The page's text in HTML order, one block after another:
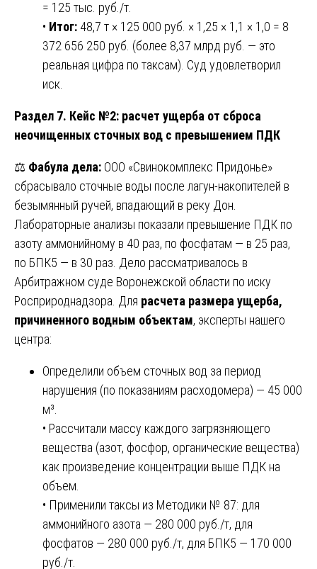
= 125 тыс. руб./т.
• Итог: 48,7 т × 125 000 руб. × 1,25 × 1,1 × 1,0 = 8
372 656 250 руб. (более 8,37 млрд руб. — это
реальная цифра по таксам). Суд удовлетворил
иск.
Раздел 7. Кейс №2: расчет ущерба от сброса
неочищенных сточных вод с превышением ПДК
⚖️ Фабула дела: ООО «Свинокомплекс Придонье»
сбрасывало сточные воды после лагун-накопителей в
безымянный ручей, впадающий в реку Дон.
Лабораторные анализы показали превышение ПДК по
азоту аммонийному в 40 раз, по фосфатам — в 25 раз,
по БПК5 — в 30 раз. Дело рассматривалось в
Арбитражном суде Воронежской области по иску
Росприроднадзора. Для расчета размера ущерба,
причиненного водным объектам, эксперты нашего
центра:
Определили объем сточных вод за период
нарушения (по показаниям расходомера) — 45 000
м³.
• Рассчитали массу каждого загрязняющего
вещества (азот, фосфор, органические вещества)
как произведение концентрации выше ПДК на
объем.
• Применили таксы из Методики № 87: для
аммонийного азота — 280 000 руб./т, для
фосфатов — 280 000 руб./т, для БПК5 — 170 000
руб./т.